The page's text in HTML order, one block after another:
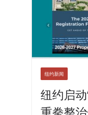
纽约新闻
纽约启
重拳整